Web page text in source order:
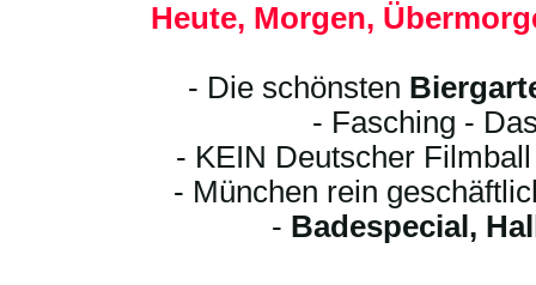
Heute, Morgen,
- Die schönsten
- Fasching -
- KEIN Deutscher
- München rein
- Badespecial,